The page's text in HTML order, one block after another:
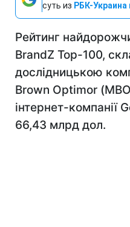
суть из РБК-Украина
Рейтинг
BrandZ Top-100,
дослідницькою
Brown Optimor
інтернет-компанії
66,43 млрд дол.